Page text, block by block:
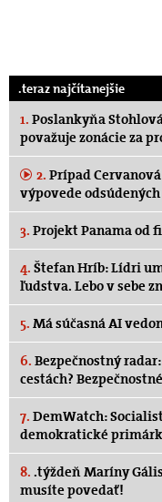
.teraz najčítanejšie
1. Poslankyňa
považuje zonácie za
2. Prípad
výpovede
3. Projekt Panama
4. Štefan Hríb: Lídri
ľudstva. Lebo v sebe
5. Má súčasná AI
6. Bezpečnostný
cestách?
7. DemWatch:
demokratické
8. .týždeň Maríny
musíte povedať!